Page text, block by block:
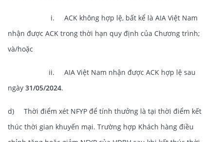
i. ACK không hợp lệ, bất kể là AIA Việt Nam
nhận được ACK trong thời hạn quy định của Chương trình;
và/hoặc
ii. AIA Việt Nam nhận được ACK hợp lệ sau
ngày 31/05/2024.
d) Thời điểm xét NFYP để tính thưởng là tại thời điểm kết
thúc thời gian khuyến mại. Trường hợp Khách hàng điều